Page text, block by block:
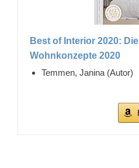
Best of Interior 2020:
Wohnkonzepte 2020
Temmen, Janina (Autor)